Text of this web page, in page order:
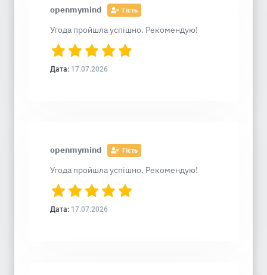
openmymind Гість
Угода пройшла успішно. Рекомендую!
Дата: 17.07.2026
openmymind Гість
Угода пройшла успішно. Рекомендую!
Дата: 17.07.2026